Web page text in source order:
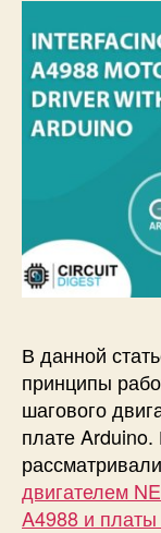
В данной
принципы
шагового
плате
рассматривали
двигателем
A4988 и